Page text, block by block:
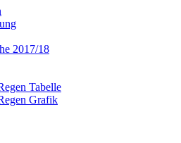
2017/18
Tabelle
Grafik